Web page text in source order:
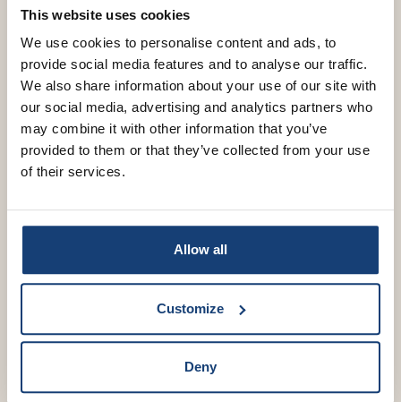
This website uses cookies
We use cookies to personalise content and ads, to
provide social media features and to analyse our traffic.
We also share information about your use of our site with
our social media, advertising and analytics partners who
may combine it with other information that you’ve
provided to them or that they’ve collected from your use
of their services.
Allow all
Customize
Deny
Variatie & Serveersuggesties
Deze pesto broodjes zijn heerlijk luchtig, vol smaak
en eindeloos te variëren. Voor extra smeuïge
kaasbroodjes kun je stukjes mozzarella of cheddar
toevoegen aan het deeg, waardoor de binnenkant
lekker zacht en romig wordt.
Geef de broodjes een kruidige Italiaanse twist door
mee te bakken in het deeg. Ook zongedroogde
tomaatjes combineren perfect met pesto en zorgen
voor nog meer smaak in deze hartige broodjes.
broodjes dan voor het bakken met sesamzaad of
pijnboompitten voor extra crunch.
Deze zelfgemaakte pesto broodjes zijn ideaal als
bijgerecht bij een kom soep, als borrelhapje of als